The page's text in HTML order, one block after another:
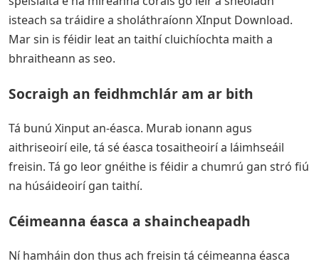
isteach sa tráidire a sholáthraíonn XInput Download.
Mar sin is féidir leat an taithí cluichíochta maith a
bhraitheann as seo.
Socraigh an feidhmchlár am ar bith
Tá bunú Xinput an-éasca. Murab ionann agus
aithriseoirí eile, tá sé éasca tosaitheoirí a láimhseáil
freisin. Tá go leor gnéithe is féidir a chumrú gan stró fiú
na húsáideoirí gan taithí.
Céimeanna éasca a shaincheapadh
Ní hamháin don thus ach freisin tá céimeanna éasca